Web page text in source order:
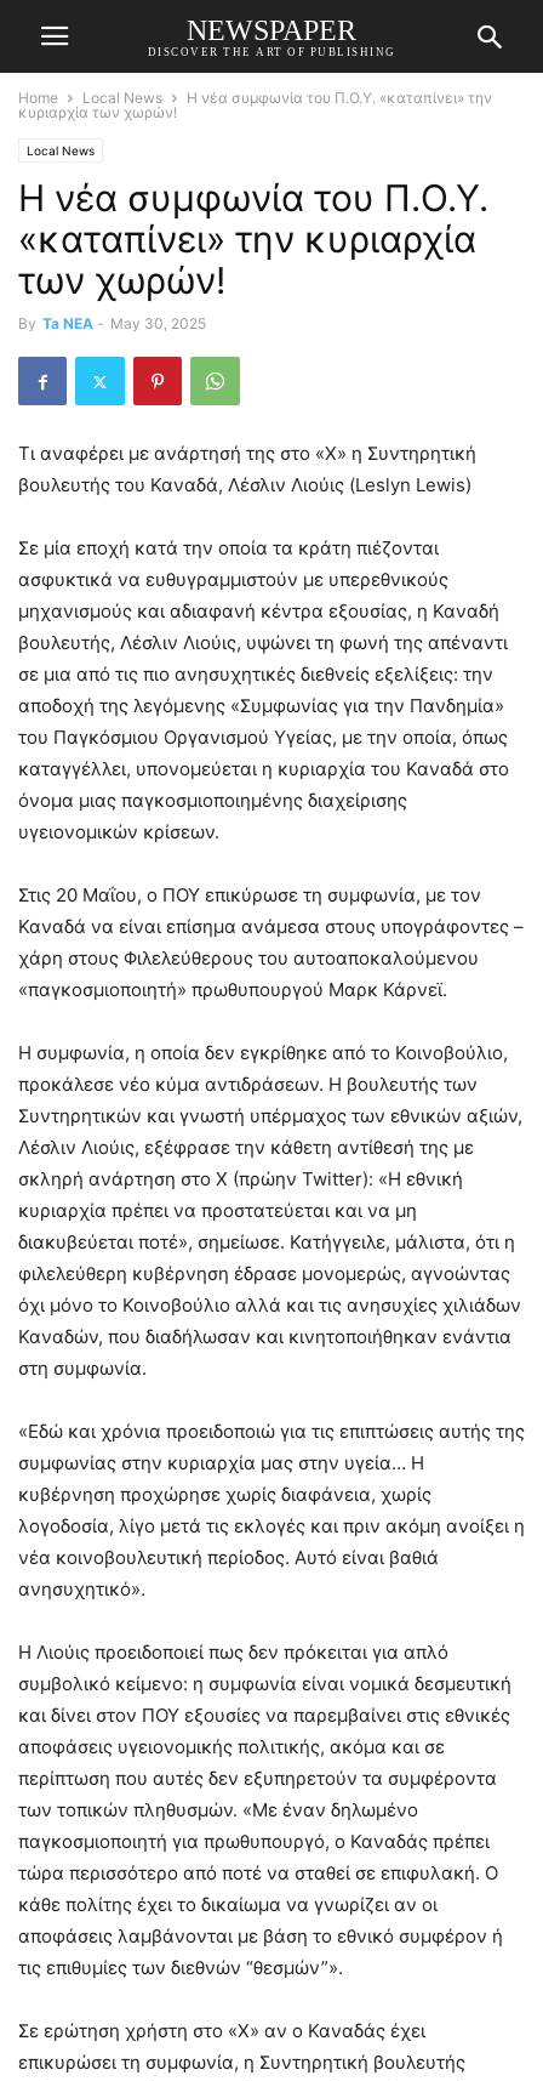
NEWSPAPER
DISCOVER THE ART OF PUBLISHING
Home Local News
H νέα συμφωνία του Π.Ο.Υ. «καταπίνει» την
κυριαρχία των χωρών!
Local News
H νέα συμφωνία του Π.Ο.Υ.
«καταπίνει» την κυριαρχία
των χωρών!
By Ta NEA - May 30, 2025
Τι αναφέρει με ανάρτησή της στο «Χ» η Συντηρητική
βουλευτής του Καναδά, Λέσλιν Λιούις (Leslyn Lewis)
Σε μία εποχή κατά την οποία τα κράτη πιέζονται
ασφυκτικά να ευθυγραμμιστούν με υπερεθνικούς
μηχανισμούς και αδιαφανή κέντρα εξουσίας, η Καναδή
βουλευτής, Λέσλιν Λιούις, υψώνει τη φωνή της απέναντι
σε μια από τις πιο ανησυχητικές διεθνείς εξελίξεις: την
αποδοχή της λεγόμενης «Συμφωνίας για την Πανδημία»
του Παγκόσμιου Οργανισμού Υγείας, με την οποία, όπως
καταγγέλλει, υπονομεύεται η κυριαρχία του Καναδά στο
όνομα μιας παγκοσμιοποιημένης διαχείρισης
υγειονομικών κρίσεων.
Στις 20 Μαΐου, ο ΠΟΥ επικύρωσε τη συμφωνία, με τον
Καναδά να είναι επίσημα ανάμεσα στους υπογράφοντες –
χάρη στους Φιλελεύθερους του αυτοαποκαλούμενου
«παγκοσμιοποιητή» πρωθυπουργού Μαρκ Κάρνεϊ.
Η συμφωνία, η οποία δεν εγκρίθηκε από το Κοινοβούλιο,
προκάλεσε νέο κύμα αντιδράσεων. Η βουλευτής των
Συντηρητικών και γνωστή υπέρμαχος των εθνικών αξιών,
Λέσλιν Λιούις, εξέφρασε την κάθετη αντίθεσή της με
σκληρή ανάρτηση στο X (πρώην Twitter): «Η εθνική
κυριαρχία πρέπει να προστατεύεται και να μη
διακυβεύεται ποτέ», σημείωσε. Κατήγγειλε, μάλιστα, ότι η
φιλελεύθερη κυβέρνηση έδρασε μονομερώς, αγνοώντας
όχι μόνο το Κοινοβούλιο αλλά και τις ανησυχίες χιλιάδων
Καναδών, που διαδήλωσαν και κινητοποιήθηκαν ενάντια
στη συμφωνία.
«Εδώ και χρόνια προειδοποιώ για τις επιπτώσεις αυτής της
συμφωνίας στην κυριαρχία μας στην υγεία… Η
κυβέρνηση προχώρησε χωρίς διαφάνεια, χωρίς
λογοδοσία, λίγο μετά τις εκλογές και πριν ακόμη ανοίξει η
νέα κοινοβουλευτική περίοδος. Αυτό είναι βαθιά
ανησυχητικό».
Η Λιούις προειδοποιεί πως δεν πρόκειται για απλό
συμβολικό κείμενο: η συμφωνία είναι νομικά δεσμευτική
και δίνει στον ΠΟΥ εξουσίες να παρεμβαίνει στις εθνικές
αποφάσεις υγειονομικής πολιτικής, ακόμα και σε
περίπτωση που αυτές δεν εξυπηρετούν τα συμφέροντα
των τοπικών πληθυσμών. «Με έναν δηλωμένο
παγκοσμιοποιητή για πρωθυπουργό, ο Καναδάς πρέπει
τώρα περισσότερο από ποτέ να σταθεί σε επιφυλακή. Ο
κάθε πολίτης έχει το δικαίωμα να γνωρίζει αν οι
αποφάσεις λαμβάνονται με βάση το εθνικό συμφέρον ή
τις επιθυμίες των διεθνών “θεσμών”».
Σε ερώτηση χρήστη στο «Χ» αν ο Καναδάς έχει
επικυρώσει τη συμφωνία, η Συντηρητική βουλευτής